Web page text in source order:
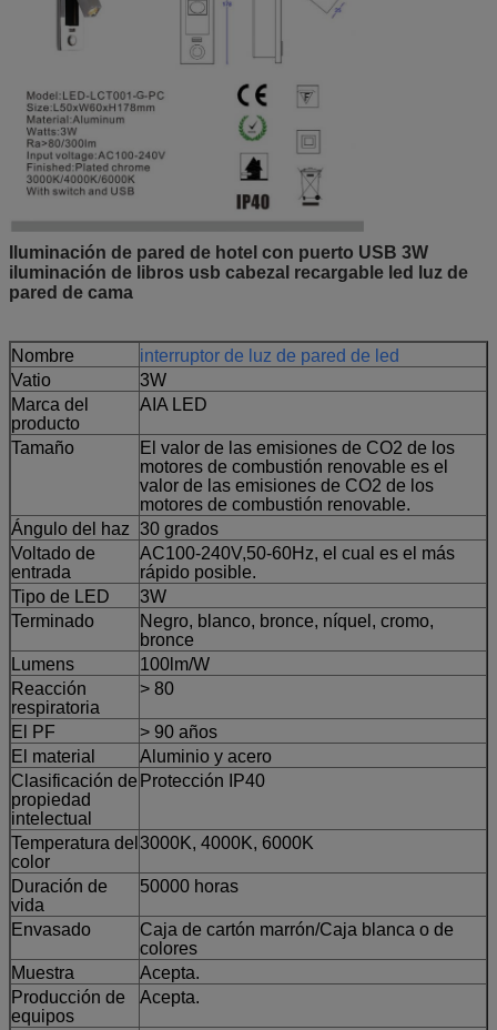
Iluminación de pared de hotel con puerto USB 3W
iluminación de libros usb cabezal recargable led luz de
pared de cama
Nombre
interruptor de luz de pared de led
Vatio
3W
Marca del
producto
AIA LED
Tamaño
El valor de las emisiones de CO2 de los
motores de combustión renovable es el
valor de las emisiones de CO2 de los
motores de combustión renovable.
Ángulo del haz 30 grados
Voltado de
entrada
AC100-240V,50-60Hz, el cual es el más
rápido posible.
Tipo de LED
3W
Terminado
Negro, blanco, bronce, níquel, cromo,
bronce
Lumens
100lm/W
Reacción
respiratoria
> 80
El PF
> 90 años
El material
Aluminio y acero
Clasificación de
propiedad
intelectual
Protección IP40
Temperatura del
color
3000K, 4000K, 6000K
Duración de
vida
50000 horas
Envasado
Caja de cartón marrón/Caja blanca o de
colores
Muestra
Acepta.
Producción de
equipos
Acepta.